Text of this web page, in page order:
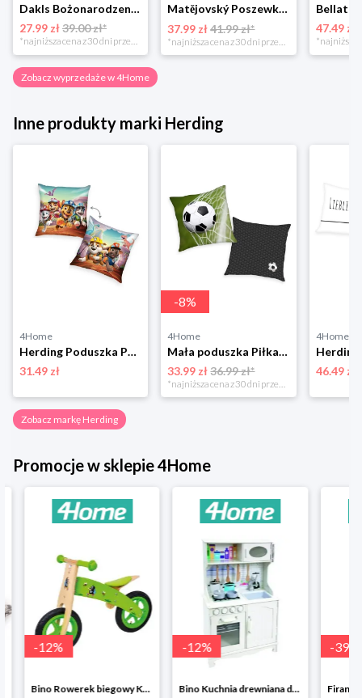
Dakls Bożonarodzeniowa poszewka na poduszkę Angel red, 40 x 40 cm 4-Home
27.99 zł39.00 zł*
*najniższa cena z 30 dni przed obniżką
Matějovský Poszewka na poduszkę Solei, 40 x 40 cm
37.99 zł 41.99 zł*
*najniższa cena z 30 dni przed obniżką
47.49 zł
Zobacz wyprzedaże w 4Home
Inne produkty marki Herding
4Home
Herding Poduszka Paw Patrol Dino Rescue brązowy, 40 x 40 cm
31.49 zł
-8%
4Home
Mała poduszka Piłka nożna, 40 x 40 cm Herding
33.99 zł 36.99 zł*
4Home
46.49 zł
Zobacz markę Herding
Promocje w sklepie 4Home
12%
Bino Rowerek biegowy Krecik
12%
Bino Kuchnia drewniana dla dzieci Provence
39%